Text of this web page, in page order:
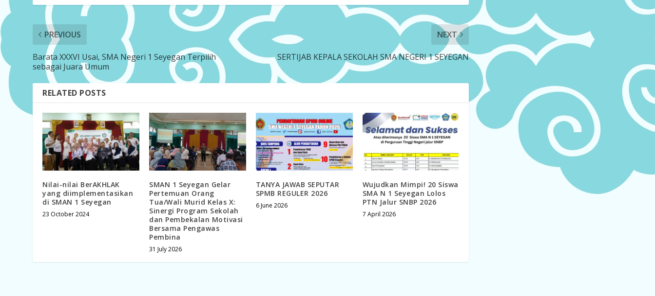
PREVIOUS
Barata XXXVI Usai, SMA Negeri 1 Seyegan Terpilih
sebagai Juara Umum
NEXT
SERTIJAB KEPALA SEKOLAH SMA NEGERI 1 SEYEGAN
RELATED POSTS
Nilai-nilai BerAKHLAK
yang diimplementasikan
di SMAN 1 Seyegan
23 October 2024
SMAN 1 Seyegan Gelar
Pertemuan Orang
Tua/Wali Murid Kelas X:
Sinergi Program Sekolah
dan Pembekalan Motivasi
Bersama Pengawas
Pembina
31 July 2026
TANYA JAWAB SEPUTAR
SPMB REGULER 2026
6 June 2026
Wujudkan Mimpi! 20 Siswa
SMA N 1 Seyegan Lolos
PTN Jalur SNBP 2026
7 April 2026